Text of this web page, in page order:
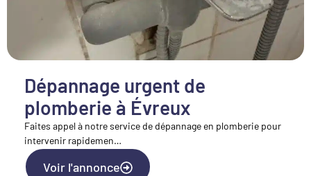
Dépannage urgent de
plomberie à Évreux
Faites appel à notre service de dépannage en plomberie pour
intervenir rapidemen…
Voir l'annonce